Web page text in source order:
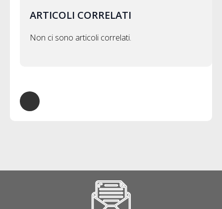
ARTICOLI CORRELATI
Non ci sono articoli correlati.